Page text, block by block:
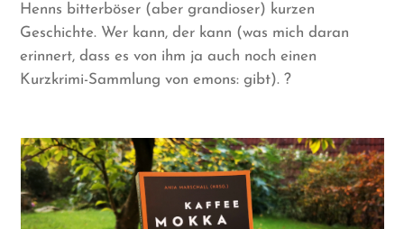
Henns bitterböser (aber grandioser) kurzen
Geschichte. Wer kann, der kann (was mich daran
erinnert, dass es von ihm ja auch noch einen
Kurzkrimi-Sammlung von emons: gibt). ?